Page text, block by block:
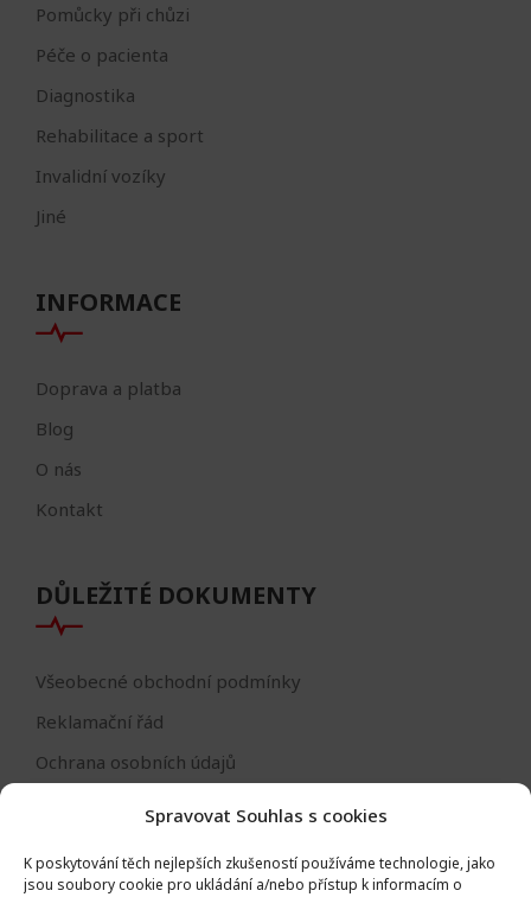
Spravovat Souhlas s cookies
K poskytování těch nejlepších zkušeností používáme technologie, jako
jsou soubory cookie pro ukládání a/nebo přístup k informacím o
Pomůcky při chůzi
Péče o pacienta
Diagnostika
Rehabilitace a sport
Invalidní vozíky
Jiné
INFORMACE
Doprava a platba
Blog
O nás
Kontakt
DŮLEŽITÉ DOKUMENTY
Všeobecné obchodní podmínky
Reklamační řád
Ochrana osobních údajů
Formulář - odstoupení od smlouvy